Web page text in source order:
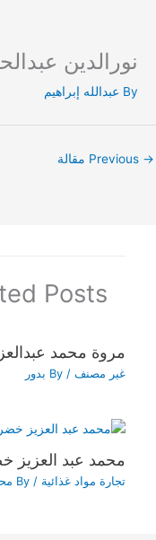
Skip
content
نورالدين
By عبدالله إبراهيم
→
Posts
مروة محمد
غير مصنف / By بدور
محمد عبد العزيز
تجارة مواد غذائية / By